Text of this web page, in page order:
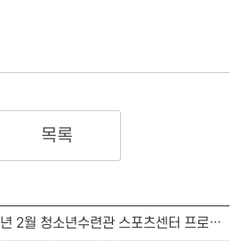
목록
월 청소년수련관 스포츠센터 프로그램 편성안내